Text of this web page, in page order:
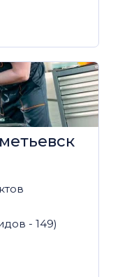
- 149)